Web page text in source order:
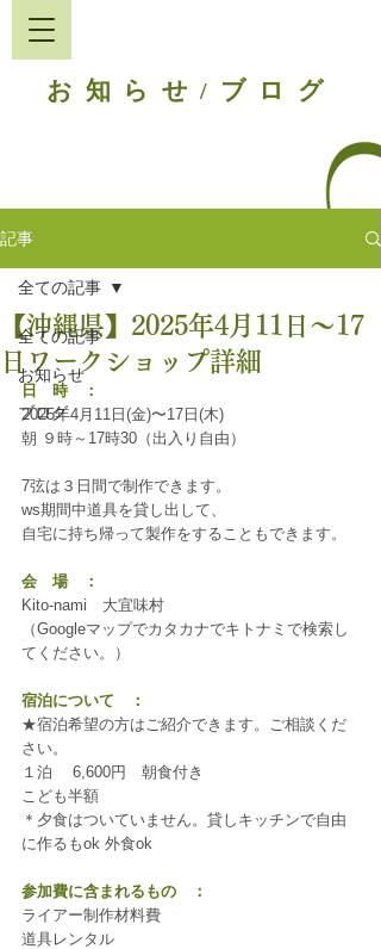
お知らせ / ブログ
記事
全ての記事
お知らせ
ブログ
全ての記事
【沖縄県】2025年4月11日〜17
日ワークショップ詳細
日　時　：
2025年4月11日(金)〜17日(木)
朝 ９時～17時30（出入り自由）
7弦は３日間で制作できます。
ws期間中道具を貸し出して、
自宅に持ち帰って製作をすることもできます。
会　場　：
Kito-nami　大宜味村
（Googleマップでカタカナでキトナミで検索し
てください。）
宿泊について　：
★宿泊希望の方はご紹介できます。ご相談くだ
さい。
１泊　 6,600円　朝食付き
こども半額
＊夕食はついていません。貸しキッチンで自由
に作るもok 外食ok
参加費に含まれるもの　：
ライアー制作材料費
道具レンタル